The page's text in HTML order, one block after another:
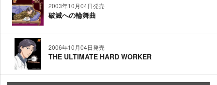
2003年10月04日発売
破滅への輪舞曲
2006年10月04日発売
THE ULTIMATE HARD WORKER